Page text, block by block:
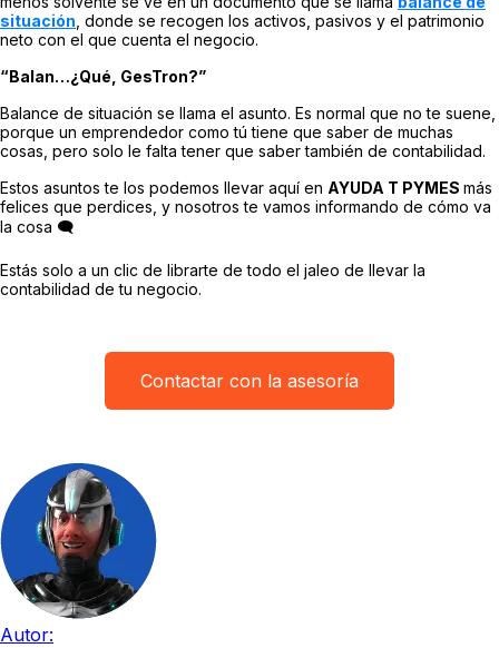
situación , donde se recogen los activos, pasivos y el patrimonio
neto con el que cuenta el negocio.
“Balan…¿Qué, GesTron?”
Balance de situación se llama el asunto. Es normal que no te suene,
porque un emprendedor como tú tiene que saber de muchas
cosas, pero solo le falta tener que saber también de contabilidad.
Estos asuntos te los podemos llevar aquí en AYUDA T PYMES más
felices que perdices, y nosotros te vamos informando de cómo va
la cosa 🗨️
Estás solo a un clic de librarte de todo el jaleo de llevar la
contabilidad de tu negocio.
Contactar con la asesoría
Autor: